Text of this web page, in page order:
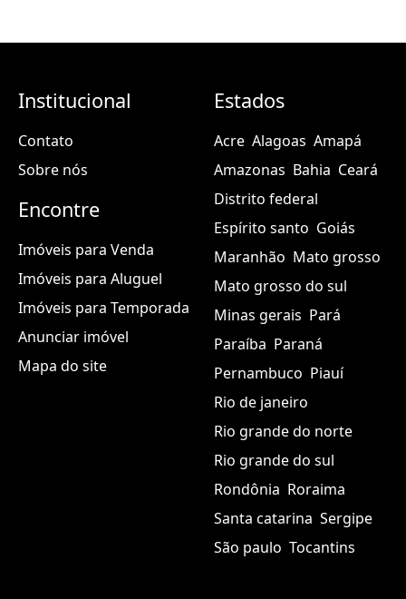
Institucional
Contato
Sobre nós
Encontre
Imóveis para Venda
Imóveis para Aluguel
Imóveis para Temporada
Anunciar imóvel
Mapa do site
Estados
Acre Alagoas Amapá
Amazonas Bahia Ceará
Distrito federal
Espírito santo Goiás
Maranhão Mato grosso
Mato grosso do sul
Minas gerais Pará
Paraíba Paraná
Pernambuco Piauí
Rio de janeiro
Rio grande do norte
Rio grande do sul
Rondônia Roraima
Santa catarina Sergipe
São paulo Tocantins